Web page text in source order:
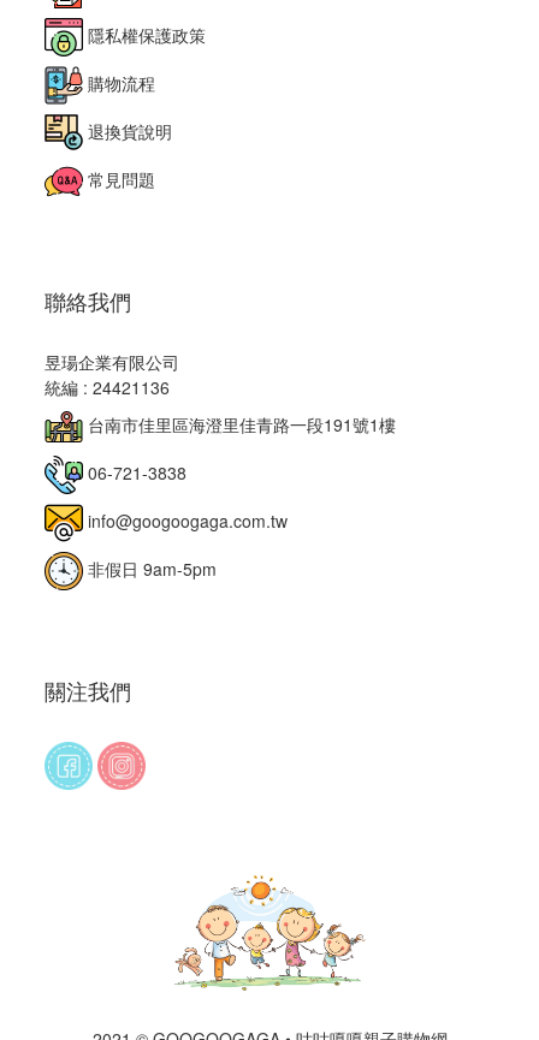
隱私權保護政策
購物流程
退換貨說明
常見問題
聯絡我們
昱瑒企業有限公司
統編 : 24421136
台南市佳里區海澄里佳青路一段191號1樓
06-721-3838
info@googoogaga.com.tw
非假日 9am-5pm
關注我們